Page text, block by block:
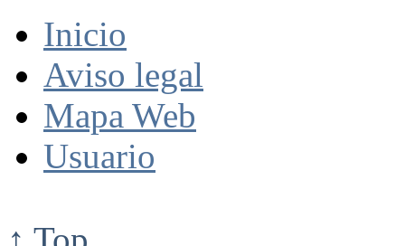
Inicio
Aviso legal
Mapa Web
Usuario